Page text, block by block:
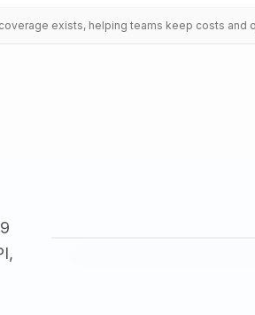
exists, helping teams keep costs and